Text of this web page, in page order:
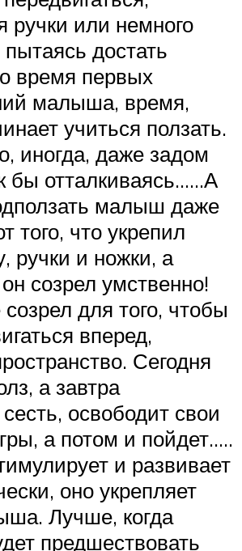
ручки или немного
пытаясь достать
время первых
малыша, время,
учиться ползать.
иногда, даже задом
бы отталкиваясь……А
малыш даже
того, что укрепил
ручки и ножки, а
созрел умственно!
для того, чтобы
вперед,
Сегодня
а завтра
освободит свои
а потом и пойдет…..
и развивает
оно укрепляет
Лучше, когда
предшествовать